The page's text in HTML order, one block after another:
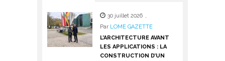
30 juillet 2026 ,
Par LOME GAZETTE
L’ARCHITECTURE AVANT
LES APPLICATIONS : LA
CONSTRUCTION D’UN